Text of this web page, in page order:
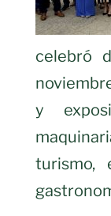
celebró
y
turismo,